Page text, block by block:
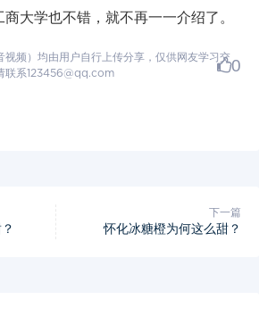
大学也不错，就不再一一介绍了。
视频）均由用户自行上传分享，仅供网友学习交
联系123456@qq.com
0
下一篇
怀化冰糖橙为何这么甜？